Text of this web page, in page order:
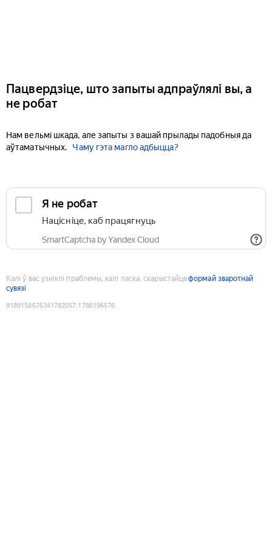
Пацвердзіце, што запыты адпраўлялі вы, а
не робат
Нам вельмі шкада, але запыты з вашай прылады падобныя да
аўтаматычных.
Чаму гэта магло адбыцца?
Я не робат
Націсніце, каб працягнуць
SmartCaptcha by Yandex Cloud
Калі ў вас узніклі праблемы, калі ласка, скарыстайцеформай зваротнай
сувязі
9189158676341782057:1786196576